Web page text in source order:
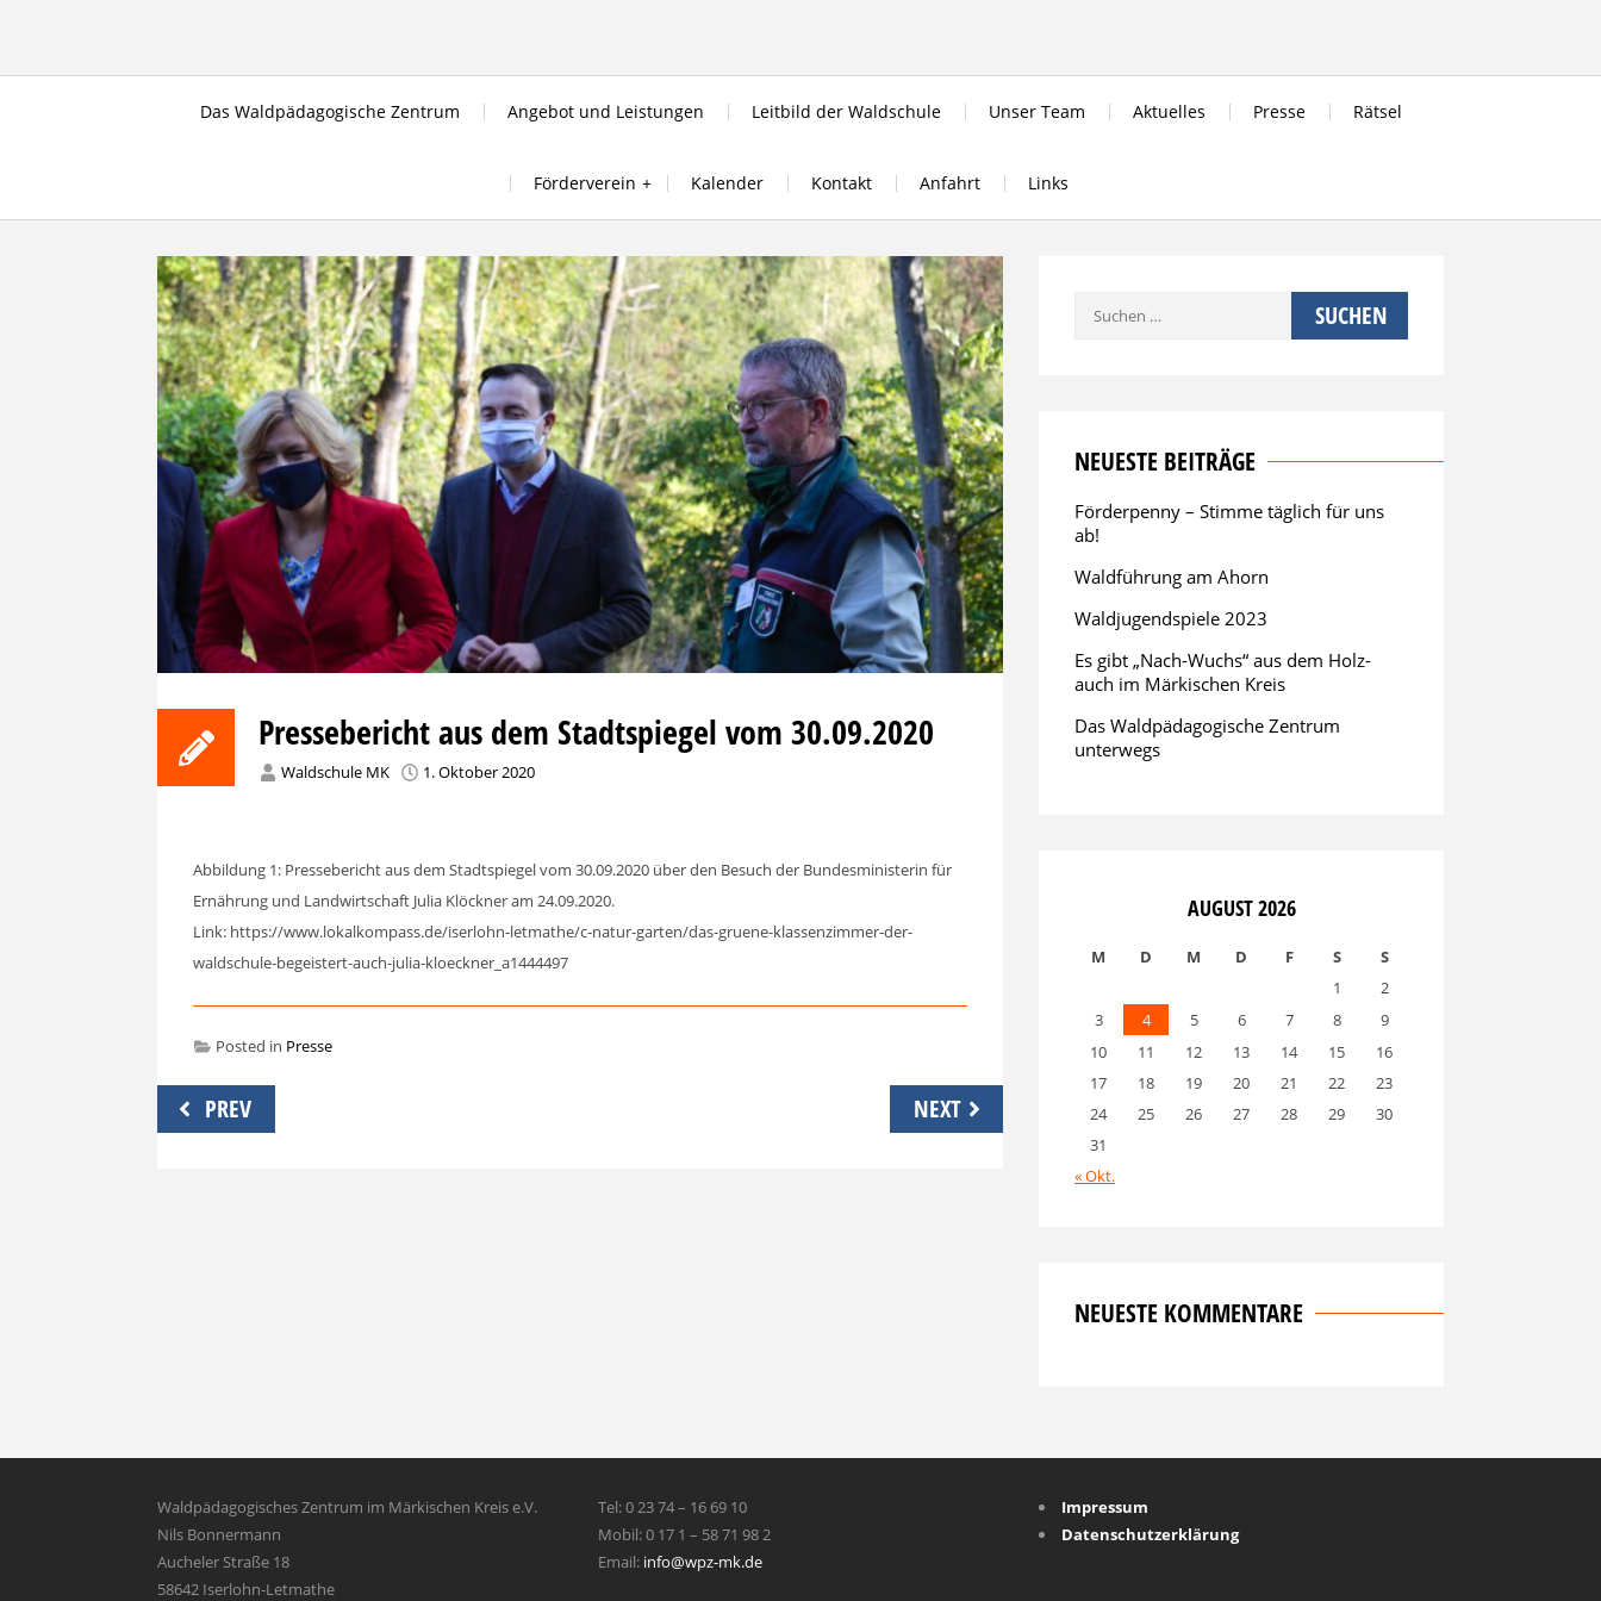
content
Das Waldpädagogische Zentrum Angebot und Leistungen Leitbild der Waldschule Unser Team Aktuelles Presse Rätsel
Förderverein Kalender Kontakt Anfahrt Links
Pressebericht aus dem Stadtspiegel vom 30.09.2020
Waldschule MK 1. Oktober 2020
Abbildung 1: Pressebericht aus dem Stadtspiegel vom 30.09.2020 über den Besuch der Bundesministerin für
Ernährung und Landwirtschaft Julia Klöckner am 24.09.2020.
Link: https://www.lokalkompass.de/iserlohn-letmathe/c-natur-garten/das-gruene-klassenzimmer-der-
waldschule-begeistert-auch-julia-kloeckner_a1444497
Posted in Presse
Beitragsnavigation
PREV NEXT
Suchen
NEUESTE BEITRÄGE
Förderpenny – Stimme täglich für uns
ab!
Waldführung am Ahorn
Waldjugendspiele 2023
Es gibt „Nach-Wuchs“ aus dem Holz-
auch im Märkischen Kreis
Das Waldpädagogische Zentrum
unterwegs
AUGUST 2026
M D M D F S
S
1
2
3
4 5 6 7 8
9
10
11 12 13 14 15
16
17
18 19 20 21 22
23
24
25 26 27 28 29
30
31
« Okt.
NEUESTE KOMMENTARE
Waldpädagogisches Zentrum im Märkischen Kreis e.V.
Nils Bonnermann
Aucheler Straße 18
58642 Iserlohn-Letmathe
Tel: 0 23 74 – 16 69 10
Mobil: 0 17 1 – 58 71 98 2
Email: info@wpz-mk.de
Impressum
Datenschutzerklärung